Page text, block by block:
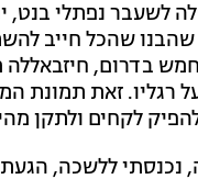
לשעבר נפתלי בנט,
1000 ימים מאז שהבנו
בדרום, חיזבאללה
רגליו. זאת תמונת
לקחים ולתקן
ללשכה,